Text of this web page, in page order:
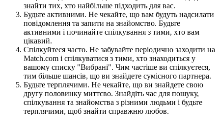
знайти тих, хто найбільше підходить для вас.
Будьте активними. Не чекайте, що вам будуть надсилати
повідомлення та запити на знайомство. Будьте
активними і починайте спілкування з тими, хто вам
цікавий.
Спілкуйтеся часто. Не забувайте періодично заходити на
Match.com і спілкуватися з тими, хто знаходиться у
вашому списку "Вибрані". Чим частіше ви спілкуєтеся,
тим більше шансів, що ви знайдете сумісного партнера.
Будьте терплячими. Не чекайте, що ви знайдете свою
другу половинку миттєво. Знайдіть час для пошуку,
спілкування та знайомства з різними людьми і будьте
терплячими, щоб знайти справжню любов.